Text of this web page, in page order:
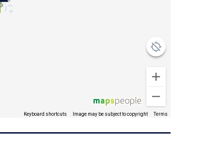
Keyboard shortcuts Image may be subject to copyright Terms